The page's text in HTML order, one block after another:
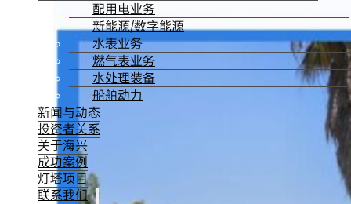
配用电业务
新能源/数字能源
水表业务
燃气表业务
水处理装备
船舶动力
新闻与动态
投资者关系
关于海兴
成功案例
灯塔项目
联系我们